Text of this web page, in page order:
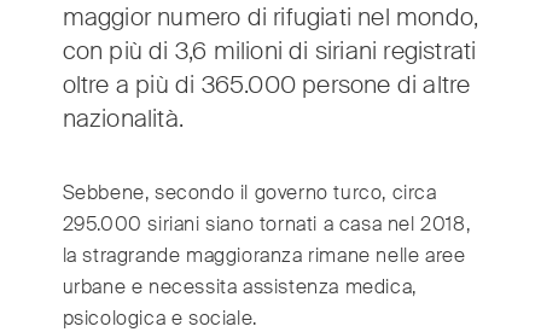
maggior numero di rifugiati nel mondo,
con più di 3,6 milioni di siriani registrati
oltre a più di 365.000 persone di altre
nazionalità.
Sebbene, secondo il governo turco, circa
295.000 siriani siano tornati a casa nel 2018,
la stragrande maggioranza rimane nelle aree
urbane e necessita assistenza medica,
psicologica e sociale.
MSF Italia is part of a global network delivering
medical aid where it is needed most.
Independent. Neutral. Impartial.
Argentina (Español)
Australia (English)
Austria (Deutsch)
Belgium (Nederlands/Français)